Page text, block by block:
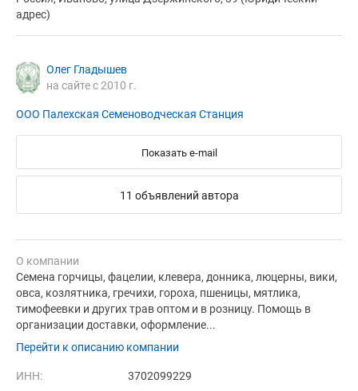
адрес)
Олег Гладышев
на сайте с 2010 г.
ООО Палехская Семеноводческая Станция
Показать e-mail
11 объявлений автора
О компании
Семена горчицы, фацелии, клевера, донника, люцерны, вики,
овса, козлятника, гречихи, гороха, пшеницы, мятлика,
тимофеевки и других трав оптом и в розницу. Помощь в
организации доставки, оформление...
Перейти к описанию компании
ИНН: 3702099229